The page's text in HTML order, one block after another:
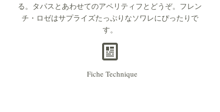
る。タパスとあわせてのアペリティフとどうぞ。フレン
チ・ロゼはサプライズたっぷりなソワレにぴったりで
す。
Fiche Technique